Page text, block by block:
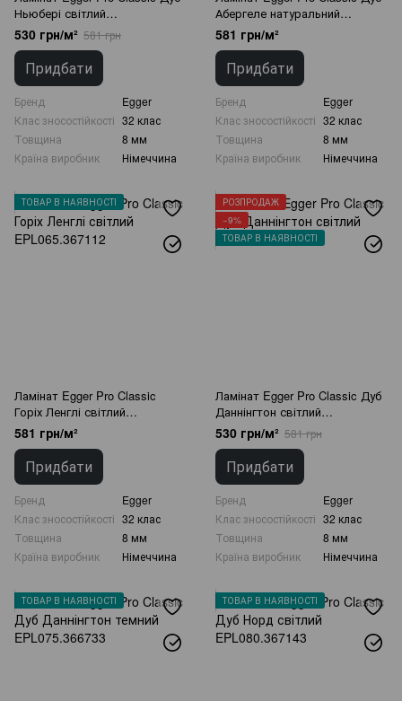
Ньюбері світлий
EPL046.367235
530 грн/м² 581 грн
Придбати
Бренд
Egger
Клас зносостійкості 32 клас
Товщина
8 мм
Країна виробник
Німеччина
Абергеле натуральний
EPL064.366887
581 грн/м²
Придбати
Бренд
Egger
Клас зносостійкості 32 клас
Товщина
8 мм
Країна виробник
Німеччина
ТОВАР В НАЯВНОСТІ
Ламінат Egger Pro Classic
Горіх Ленглі світлий
EPL065.367112
581 грн/м²
Придбати
Бренд
Egger
Клас зносостійкості 32 клас
Товщина
8 мм
Країна виробник
Німеччина
РОЗПРОДАЖ
−9%
ТОВАР В НАЯВНОСТІ
Ламінат Egger Pro Classic Дуб
Даннінгтон світлий
EPL074.366962
530 грн/м² 581 грн
Придбати
Бренд
Egger
Клас зносостійкості 32 клас
Товщина
8 мм
Країна виробник
Німеччина
ТОВАР В НАЯВНОСТІ ТОВАР В НАЯВНОСТІ